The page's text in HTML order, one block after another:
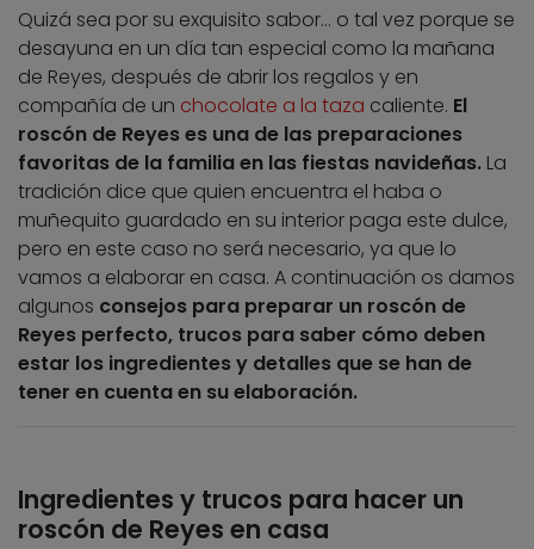
Quizá sea por su exquisito sabor… o tal vez porque se
desayuna en un día tan especial como la mañana
de Reyes, después de abrir los regalos y en
compañía de un chocolate a la taza caliente. El
roscón de Reyes es una de las preparaciones
favoritas de la familia en las fiestas navideñas. La
tradición dice que quien encuentra el haba o
muñequito guardado en su interior paga este dulce,
pero en este caso no será necesario, ya que lo
vamos a elaborar en casa. A continuación os damos
algunos consejos para preparar un roscón de
Reyes perfecto, trucos para saber cómo deben
estar los ingredientes y detalles que se han de
tener en cuenta en su elaboración.
Ingredientes y trucos para hacer un
roscón de Reyes en casa